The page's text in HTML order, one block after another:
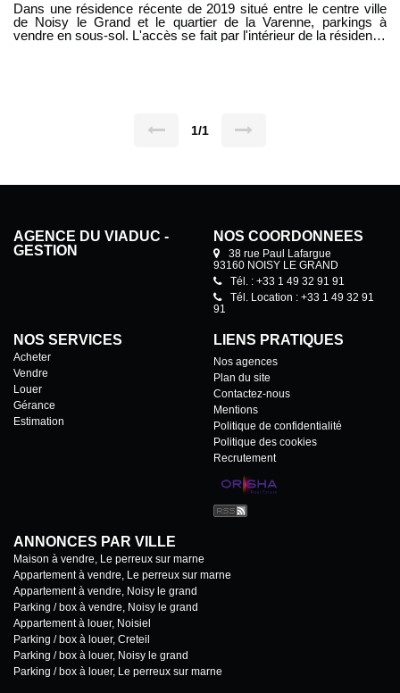
Dans une résidence récente de 2019 situé entre le centre ville
de Noisy le Grand et le quartier de la Varenne, parkings à
vendre en sous-sol. L'accès se fait par l'intérieur de la résidence
1/1
AGENCE DU VIADUC -
GESTION
NOS COORDONNÉES
38 rue Paul Lafargue
93160 NOISY LE GRAND
Tél. : +33 1 49 32 91 91
Tél. Location : +33 1 49 32 91
91
NOS SERVICES
Acheter
Vendre
Louer
Gérance
Estimation
LIENS PRATIQUES
Nos agences
Plan du site
Contactez-nous
Mentions
Politique de confidentialité
Politique des cookies
Recrutement
ANNONCES PAR VILLE
Maison à vendre, Le perreux sur marne
Appartement à vendre, Le perreux sur marne
Appartement à vendre, Noisy le grand
Parking / box à vendre, Noisy le grand
Appartement à louer, Noisiel
Parking / box à louer, Creteil
Parking / box à louer, Noisy le grand
Parking / box à louer, Le perreux sur marne